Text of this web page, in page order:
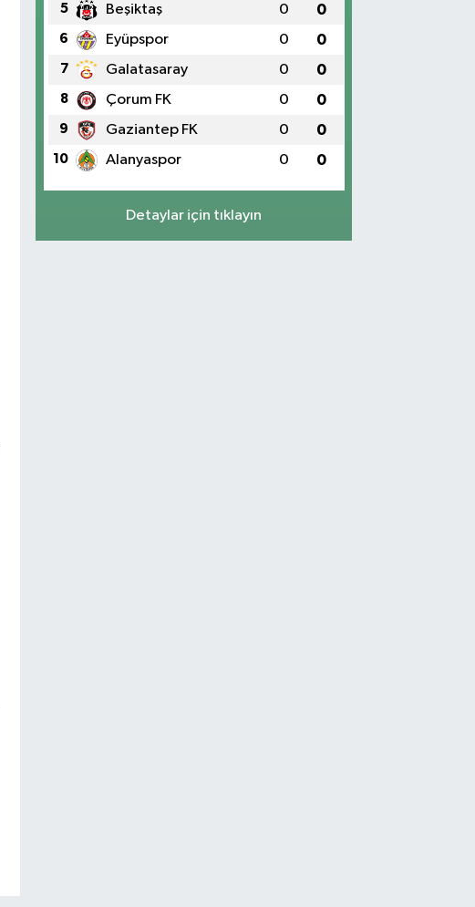
5 Beşiktaş 0 0
6 Eyüpspor 0 0
7 Galatasaray 0 0
8 Çorum FK 0 0
9 Gaziantep FK 0 0
10 Alanyaspor 0 0
Detaylar için tıklayın